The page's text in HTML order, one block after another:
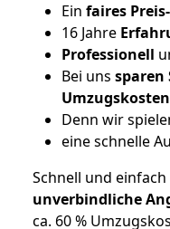
Ein faires
16 Jahre
Professionell
Bei uns sparen
Umzugskosten
Denn wir
eine schnelle
Schnell und einfach
unverbindliche
ca. 60 %